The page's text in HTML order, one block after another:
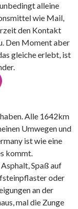
alleine
wie Mail,
den Kontakt
Den Moment aber
gleiche erlebt, ist
Alle 1642km
Umwegen und
ist wie eine
kommt.
Spaß auf
oder
an der
mal die Zunge